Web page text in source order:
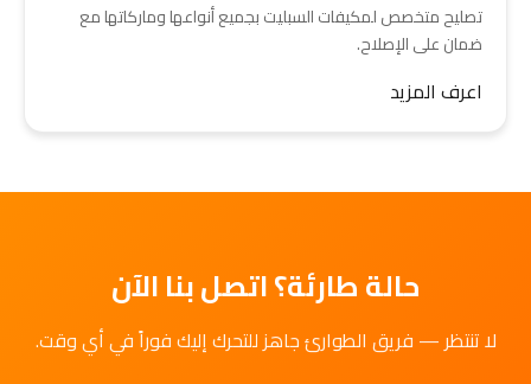
تصليح متخصص لمكيفات السبليت بجميع أنواعها وماركاتها مع
ضمان على الإصلاح.
اعرف المزيد
حالة طارئة؟ اتصل بنا الآن
لا تنتظر — فريق الطوارئ جاهز للتحرك إليك فوراً في أي وقت.